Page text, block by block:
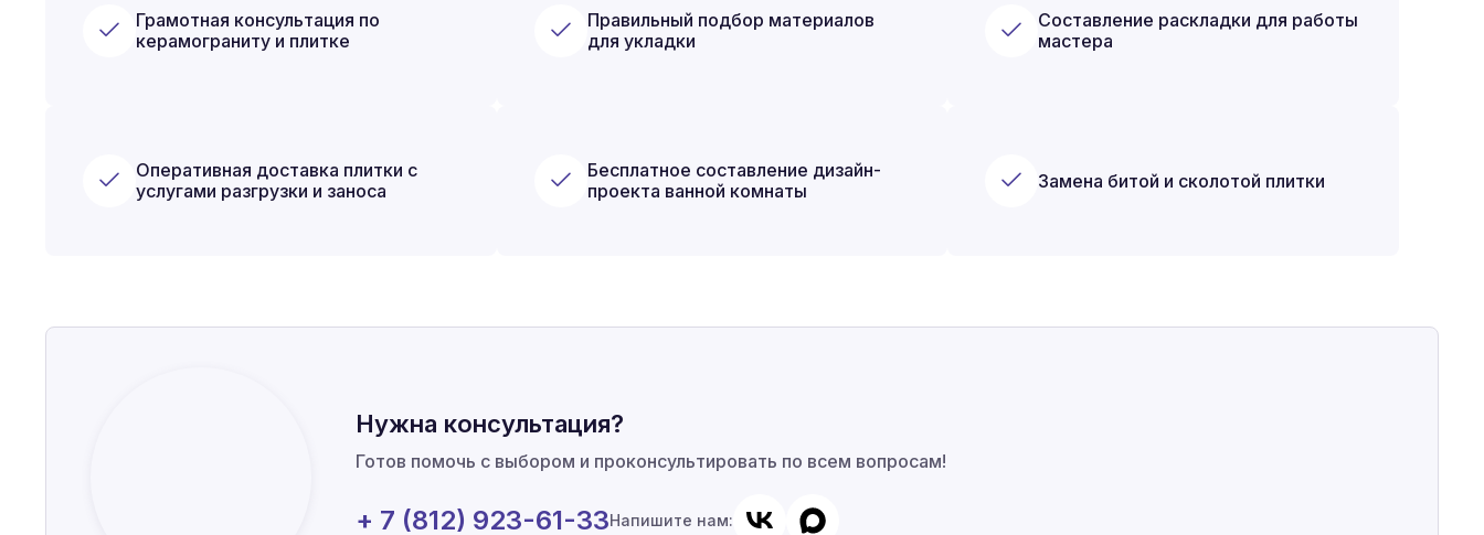
Грамотная консультация по
керамограниту и плитке
Правильный подбор материалов
для укладки
Составление раскладки для работы
мастера
Оперативная доставка плитки с
услугами разгрузки и заноса
Бесплатное составление дизайн-
проекта ванной комнаты
Замена битой и сколотой плитки
Нужна консультация?
Готов помочь с выбором и проконсультировать по всем вопросам!
+ 7 (812) 923-61-33Напишите нам: